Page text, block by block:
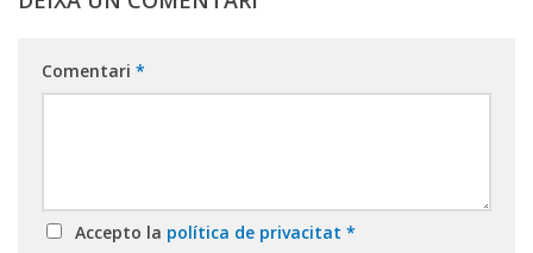
Comentari *
Accepto la política de privacitat *